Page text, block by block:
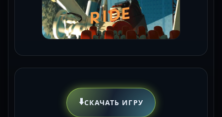
⬇️СКАЧАТЬ ИГРУ